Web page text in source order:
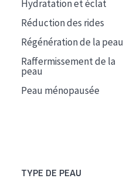
Hydratation et éclat
Réduction des rides
Régénération de la peau
Raffermissement de la
peau
Peau ménopausée
TYPE DE PEAU